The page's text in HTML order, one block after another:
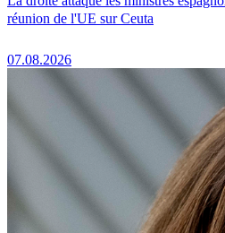
réunion de l'UE sur Ceuta
07.08.2026